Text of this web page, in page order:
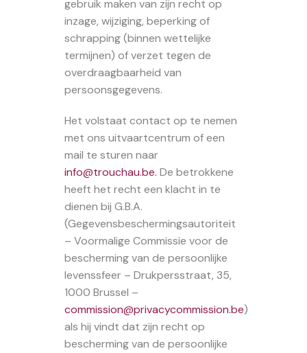
gebruik maken van zijn recht op
inzage, wijziging, beperking of
schrapping (binnen wettelijke
termijnen) of verzet tegen de
overdraagbaarheid van
persoonsgegevens.
Het volstaat contact op te nemen
met ons uitvaartcentrum of een
mail te sturen naar
info@trouchau.be. De betrokkene
heeft het recht een klacht in te
dienen bij G.B.A.
(Gegevensbeschermingsautoriteit
– Voormalige Commissie voor de
bescherming van de persoonlijke
levenssfeer – Drukpersstraat, 35,
1000 Brussel –
commission@privacycommission.be)
als hij vindt dat zijn recht op
bescherming van de persoonlijke